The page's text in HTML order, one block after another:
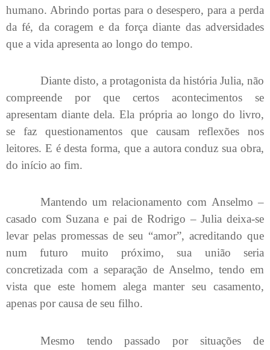
humano. Abrindo portas para o desespero, para a perda
da fé, da coragem e da força diante das adversidades
que a vida apresenta ao longo do tempo.
Diante disto, a protagonista da história Julia, não
compreende por que certos acontecimentos se
apresentam diante dela. Ela própria ao longo do livro,
se faz questionamentos que causam reflexões nos
leitores. E é desta forma, que a autora conduz sua obra,
do início ao fim.
Mantendo um relacionamento com Anselmo –
casado com Suzana e pai de Rodrigo – Julia deixa-se
levar pelas promessas de seu “amor”, acreditando que
num futuro muito próximo, sua união seria
concretizada com a separação de Anselmo, tendo em
vista que este homem alega manter seu casamento,
apenas por causa de seu filho.
Mesmo tendo passado por situações de